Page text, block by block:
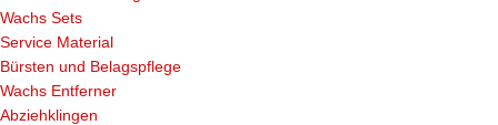
Wachs Sets
Service Material
Bürsten und Belagspflege
Wachs Entferner
Abziehklingen